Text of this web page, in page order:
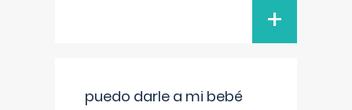
+
puedo darle a mi bebé